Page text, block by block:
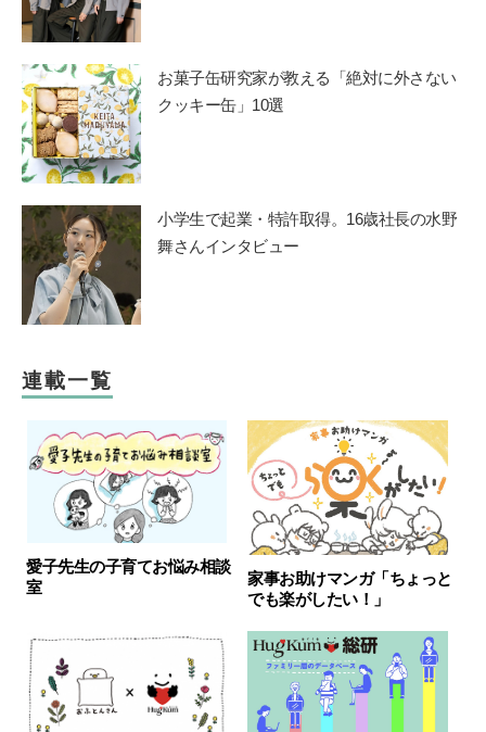
お菓子缶研究家が教える「絶対に外さない
クッキー缶」10選
小学生で起業・特許取得。16歳社長の水野
舞さんインタビュー
連載一覧
愛子先生の子育てお悩み相談
室
家事お助けマンガ「ちょっと
でも楽がしたい！」